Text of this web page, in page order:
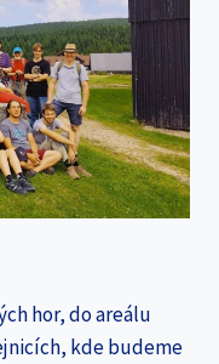
hor, do areálu
kde budeme